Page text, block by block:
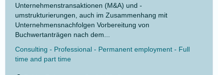
Unternehmenstransaktionen (M&A) und -
umstrukturierungen, auch im Zusammenhang mit
Unternehmensnachfolgen Vorbereitung von
Buchwertanträgen nach dem...
Consulting - Professional - Permanent employment - Full
time and part time